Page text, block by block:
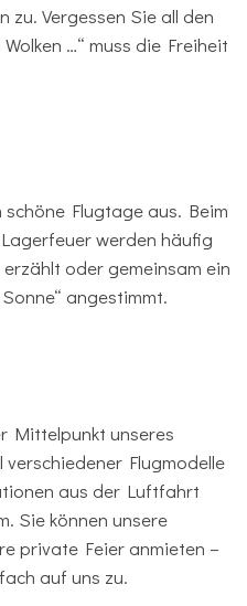
zu. Vergessen Sie all den
…“ muss die Freiheit
schöne Flugtage aus. Beim
werden häufig
oder gemeinsam ein
angestimmt.
Mittelpunkt unseres
verschiedener Flugmodelle
aus der Luftfahrt
Sie können unsere
private Feier anmieten –
auf uns zu.